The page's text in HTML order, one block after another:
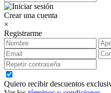
Crear una cuenta
×
Registrarme
Quiero recibir descuentos